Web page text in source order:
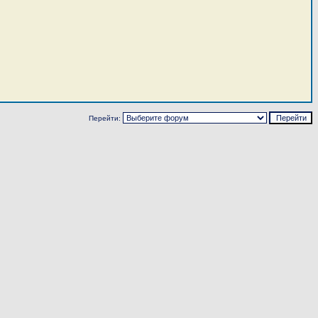
Перейти: